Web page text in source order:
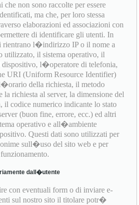
non sono raccolte per essere
ma che, per loro stessa
elaborazioni ed associazioni con
di identificare gli utenti. In
rientrano l�indirizzo IP o il nome a
utilizzato, il sistema operativo, il
dispositivo, l�operatore di telefonia,
URI (Uniform Resource Identifier)
della richiesta, il metodo
la richiesta al server, la dimensione del
il codice numerico indicante lo stato
(buon fine, errore, ecc.) ed altri
operativo e all�ambiente
Questi dati sono utilizzati per
sull�uso del sito web e per
dall�utente
con eventuali form o di inviare e-
sul nostro sito il titolare potr�